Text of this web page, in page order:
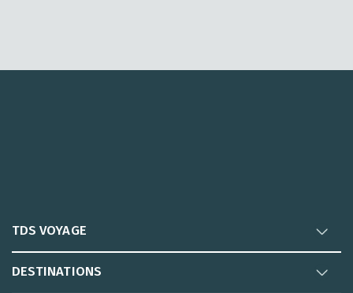
TDS VOYAGE
DESTINATIONS